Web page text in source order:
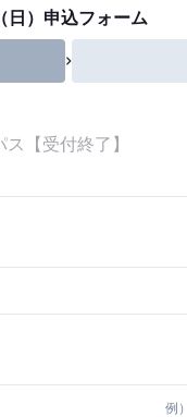
日）申込フォーム
【受付終了】
例）